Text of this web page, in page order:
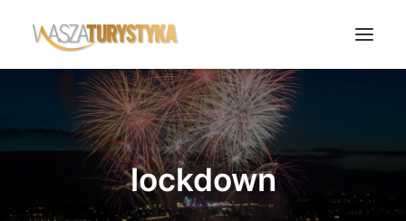
Księga wspomnień
Biura podróży
Noclegi
lockdown